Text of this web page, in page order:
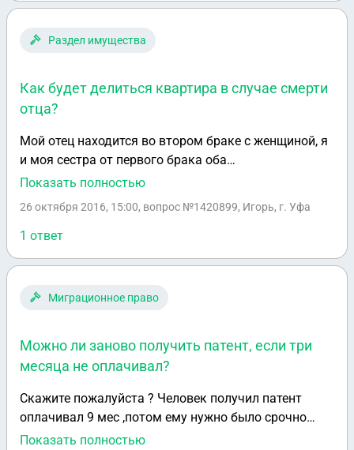
Раздел имущества
Как будет делиться квартира в случае смерти
отца?
Мой отец находится во втором браке с женщиной, я
и моя сестра от первого брака оба
совершеннолетие, так же имеется мать отца наша
Имеется квартира куплена в ипотеку во втором
браке. Отец болен, как будет делится квартира в
Показать полностью
26 октября 2016, 15:00, вопрос №1420899, Игорь, г. Уфа
1 ответ
Миграционное право
Можно ли заново получить патент, если три
месяца не оплачивал?
Скажите пожалуйста ? Человек получил патент
оплачивал 9 мес ,потом ему нужно было срочно
уехать,он уехал через два месяца приехал ,но при
Показать полностью